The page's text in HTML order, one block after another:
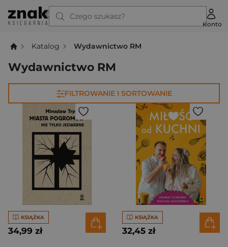
Czego szukasz?
Konto
Katalog Wydawnictwo RM
Wydawnictwo RM
FILTROWANIE I SORTOWANIE
KSIĄŻKA
34,99 zł
KSIĄŻKA
32,45 zł